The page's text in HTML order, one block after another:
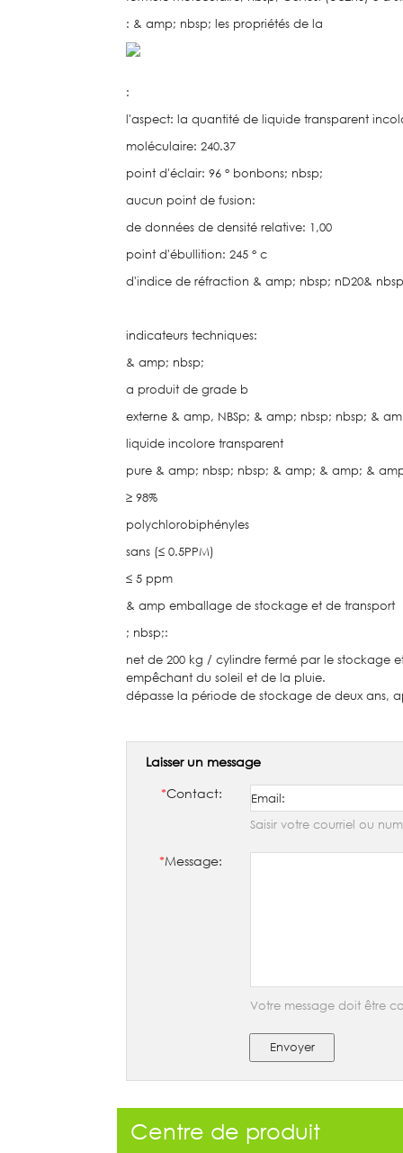
: & amp; nbsp; les propriétés de la
:
l'aspect: la quantité de liquide transparent
moléculaire: 240.37
point d'éclair: 96 ° bonbons; nbsp;
aucun point de fusion:
de données de densité relative: 1,00
point d'ébullition: 245 ° c
d'indice de réfraction & amp; nbsp; nD20&
indicateurs techniques:
& amp; nbsp;
a produit de grade b
externe & amp, NBSp; & amp; nbsp; nbsp; &
liquide incolore transparent
pure & amp; nbsp; nbsp; & amp; & amp; &
≥ 98%
polychlorobiphényles
sans (≤ 0.5PPM)
≤ 5 ppm
& amp emballage de stockage et de transport
; nbsp;:
net de 200 kg / cylindre fermé par le stockage
empêchant du soleil et de la pluie.
dépasse la période de stockage de deux ans,
Laisser un message
*Contact:
Saisir votre courriel ou
*Message:
Votre message doit être
Envoyer
Centre de produit